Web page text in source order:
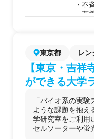
・不
・有
東京都 レ
【東京・吉
ができる大学
「バイオ系の実
ような課題を抱え
学研究室をご利用
セルソーターや蛍